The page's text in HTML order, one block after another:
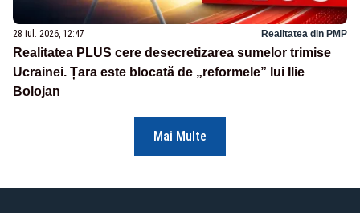
28 iul. 2026, 12:47 Realitatea din PMP
Realitatea PLUS cere desecretizarea sumelor trimise
Ucrainei. Țara este blocată de „reformele” lui Ilie
Bolojan
Mai Multe